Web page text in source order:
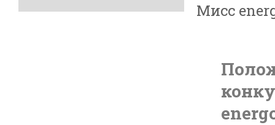
Мисс